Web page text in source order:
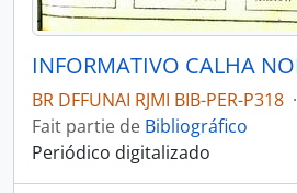
BR DFFUNAI RJMI BIB-PER-P318 ·
Fait partie de Bibliográfico
Periódico digitalizado